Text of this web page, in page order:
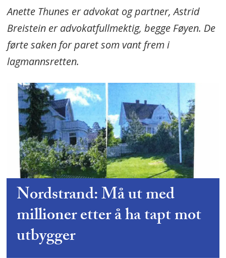
Anette Thunes er advokat og partner, Astrid
Breistein er advokatfullmektig, begge Føyen. De
førte saken for paret som vant frem i
lagmannsretten.
Nordstrand: Må ut med
millioner etter å ha tapt mot
utbygger